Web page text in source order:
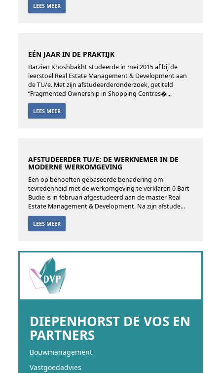
LEES MEER
EÉN JAAR IN DE PRAKTIJK
Barzien Khoshbakht studeerde in mei 2015 af bij de
leerstoel Real Estate Management & Development aan
de TU/e. Met zijn afstudeerderonderzoek, getiteld
“Fragmented Ownership in Shopping Centres�...
LEES MEER
AFSTUDEERDER TU/E: DE WERKNEMER IN DE
MODERNE WERKOMGEVING
Een op behoeften gebaseerde benadering om
tevredenheid met de werkomgeving te verklaren 0 Bart
Budie is in februari afgestudeerd aan de master Real
Estate Management & Development. Na zijn afstude...
LEES MEER
DIEPENHORST DE VOS EN
PARTNERS
Bouwmanagement
Vastgoedadvies